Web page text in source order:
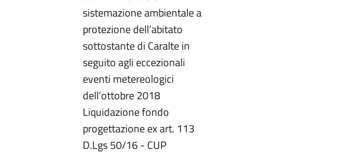
sistemazione ambientale a
protezione dell’abitato
sottostante di Caralte in
seguito agli eccezionali
eventi metereologici
dell’ottobre 2018
Liquidazione fondo
progettazione ex art. 113
D.Lgs 50/16 - CUP